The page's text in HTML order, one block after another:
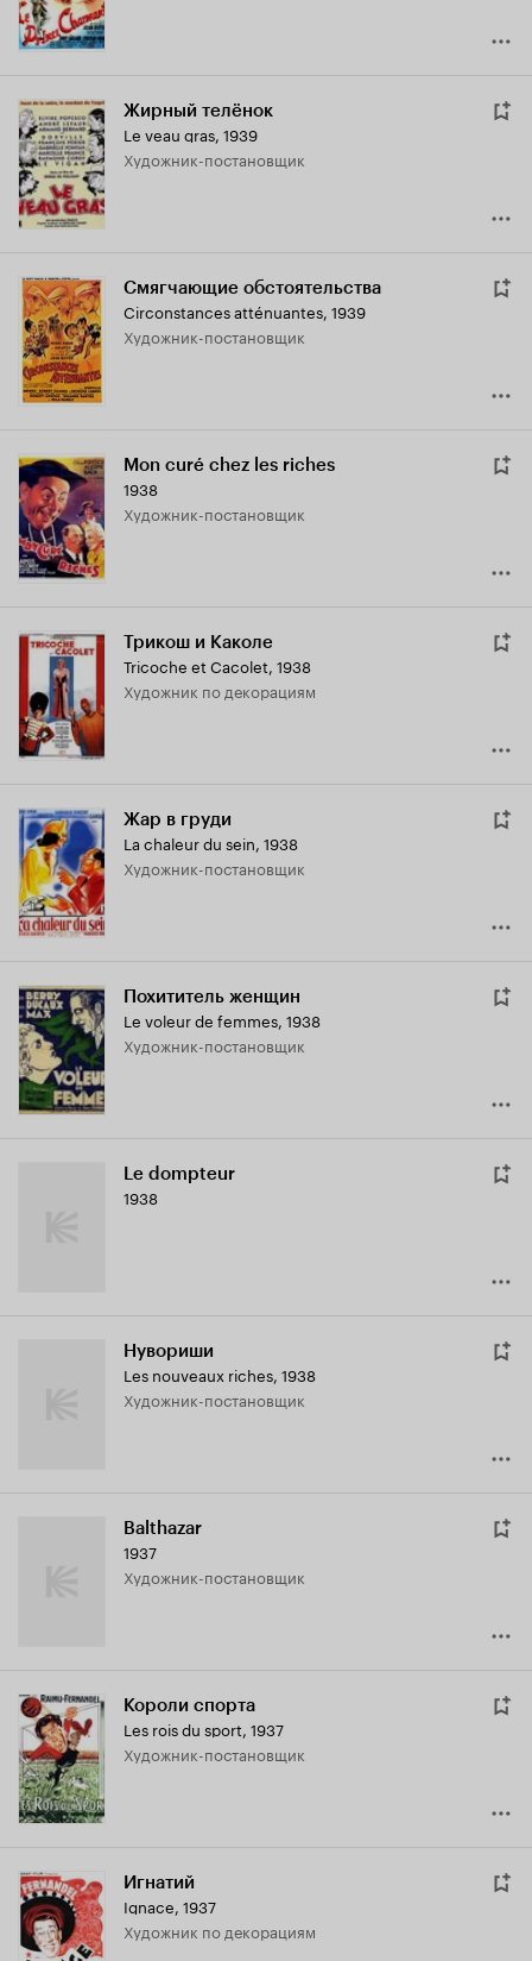
Жирный телёнок
Le veau gras, 1939
Художник-постановщик
Смягчающие обстоятельства
Circonstances atténuantes, 1939
Художник-постановщик
Mon curé chez les riches
1938
Художник-постановщик
Трикош и Каколе
Tricoche et Cacolet, 1938
Художник по декорациям
Жар в груди
La chaleur du sein, 1938
Художник-постановщик
Похититель женщин
Le voleur de femmes, 1938
Художник-постановщик
Le dompteur
1938
Нувориши
Les nouveaux riches, 1938
Художник-постановщик
Balthazar
1937
Художник-постановщик
Короли спорта
Les rois du sport, 1937
Художник-постановщик
Игнатий
Ignace, 1937
Художник по декорациям